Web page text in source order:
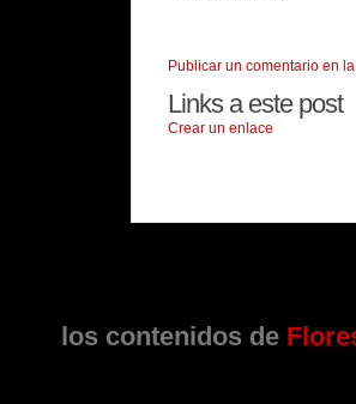
Publicar un comentario en
Links a este post
Crear un enlace
los contenidos de